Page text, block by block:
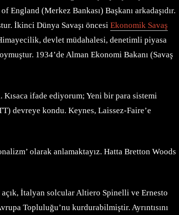
England (Merkez Bankası) Başkanı arkadaşıdır.
İkinci Dünya Savaşı öncesi Ekonomik Savaş
devlet müdahalesi, denetimli piyasa
1934’de Alman Ekonomi Bakanı (Savaş
Kısaca ifade ediyorum; Yeni bir para sistemi
devreye kondu. Keynes, Laissez-Faire’e
olarak anlamaktayız. Hatta Bretton Woods
İtalyan solcular Altiero Spinelli ve Ernesto
Topluluğu’nu kurdurabilmiştir. Ayrıntısını